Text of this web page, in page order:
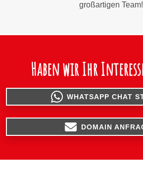
großartigen Team!
Haben wir Ihr
WHATSAPP CHAT
DOMAIN